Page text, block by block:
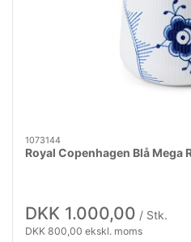
1073144
Royal Copenhagen Blå Mega
DKK 1.000,00 / Stk.
DKK 800,00 ekskl. moms